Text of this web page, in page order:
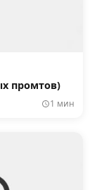
промтов)
1 мин